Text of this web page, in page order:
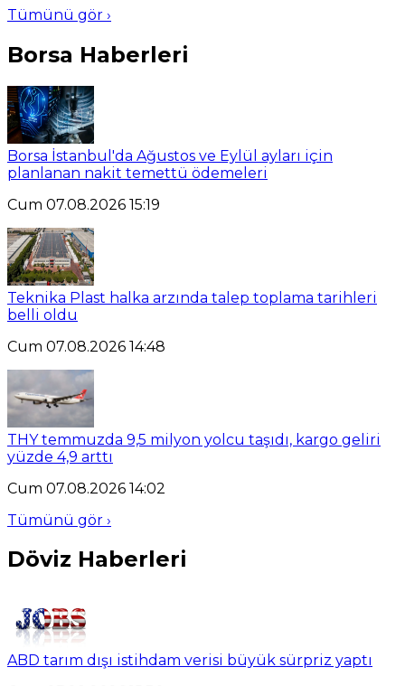
Tümünü gör ›
Borsa Haberleri
Borsa İstanbul'da Ağustos ve Eylül ayları için
planlanan nakit temettü ödemeleri
Cum 07.08.2026 15:19
Teknika Plast halka arzında talep toplama tarihleri
belli oldu
Cum 07.08.2026 14:48
THY temmuzda 9,5 milyon yolcu taşıdı, kargo geliri
yüzde 4,9 arttı
Cum 07.08.2026 14:02
Tümünü gör ›
Döviz Haberleri
ABD tarım dışı istihdam verisi büyük sürpriz yaptı